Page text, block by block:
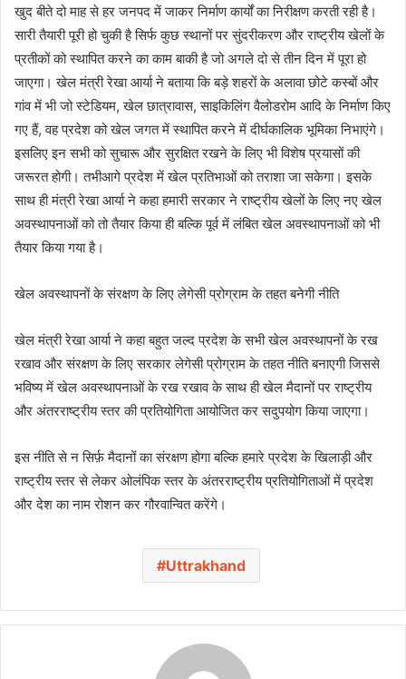
खुद बीते दो माह से हर जनपद में जाकर निर्माण कार्यों का निरीक्षण करती रही है।
सारी तैयारी पूरी हो चुकी है सिर्फ कुछ स्थानों पर सुंदरीकरण और राष्ट्रीय खेलों के
प्रतीकों को स्थापित करने का काम बाकी है जो अगले दो से तीन दिन में पूरा हो
जाएगा। खेल मंत्री रेखा आर्या ने बताया कि बड़े शहरों के अलावा छोटे कस्बों और
गांव में भी जो स्टेडियम, खेल छात्रावास, साइकिलिंग वैलोडरोम आदि के निर्माण किए
गए हैं, वह प्रदेश को खेल जगत में स्थापित करने में दीर्घकालिक भूमिका निभाएंगे।
इसलिए इन सभी को सुचारू और सुरक्षित रखने के लिए भी विशेष प्रयासों की
जरूरत होगी। तभीआगे प्रदेश में खेल प्रतिभाओं को तराशा जा सकेगा। इसके
साथ ही मंत्री रेखा आर्या ने कहा हमारी सरकार ने राष्ट्रीय खेलों के लिए नए खेल
अवस्थापनाओं को तो तैयार किया ही बल्कि पूर्व में लंबित खेल अवस्थापनाओं को भी
तैयार किया गया है।
खेल अवस्थापनों के संरक्षण के लिए लेगेसी प्रोग्राम के तहत बनेगी नीति
खेल मंत्री रेखा आर्या ने कहा बहुत जल्द प्रदेश के सभी खेल अवस्थापनों के रख
रखाव और संरक्षण के लिए सरकार लेगेसी प्रोग्राम के तहत नीति बनाएगी जिससे
भविष्य में खेल अवस्थापनाओं के रख रखाव के साथ ही खेल मैदानों पर राष्ट्रीय
और अंतरराष्ट्रीय स्तर की प्रतियोगिता आयोजित कर सदुपयोग किया जाएगा।
इस नीति से न सिर्फ़ मैदानों का संरक्षण होगा बल्कि हमारे प्रदेश के खिलाड़ी और
राष्ट्रीय स्तर से लेकर ओलंपिक स्तर के अंतरराष्ट्रीय प्रतियोगिताओं में प्रदेश
और देश का नाम रोशन कर गौरवान्वित करेंगे।
Uttrakhand